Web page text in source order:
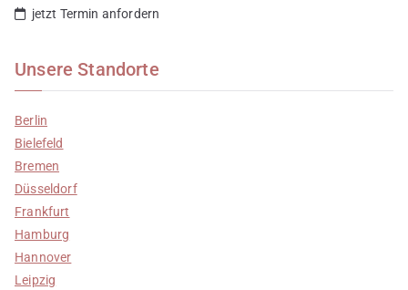
jetzt Termin anfordern
Unsere Standorte
Berlin
Bielefeld
Bremen
Düsseldorf
Frankfurt
Hamburg
Hannover
Leipzig